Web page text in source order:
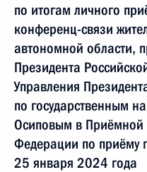
по итогам личного
конференц-связи
автономной области,
Президента
Управления
по государственным
Осиповым в Приёмной
Федерации по приёму
25 января 2024 года